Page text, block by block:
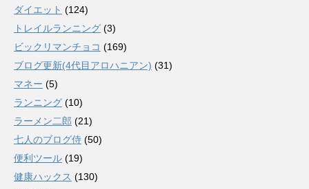
ダイエット (124)
トレイルランニング (3)
ビックリマンチョコ (169)
ブログ更新(4代目アロハニアン) (31)
マネー (5)
ランニング (10)
ラーメン二郎 (21)
七人のブログ侍 (50)
便利ツール (19)
健康ハックス (130)